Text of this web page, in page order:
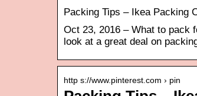
Packing Tips – Ikea Packing
Oct 23, 2016 – What to pack
look at a great deal on
http s://www.pinterest.com › pin